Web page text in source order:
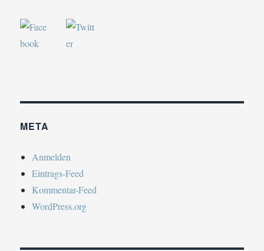
META
Anmelden
Eintrags-Feed
Kommentar-Feed
WordPress.org